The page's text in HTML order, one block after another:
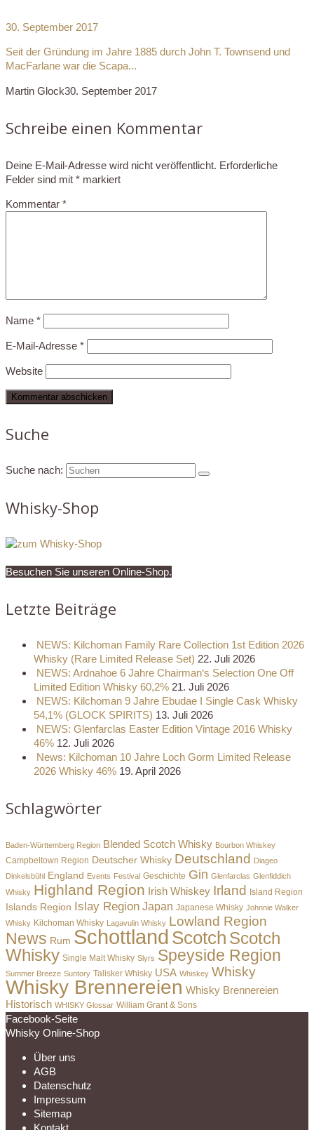
30. September 2017
Seit der Gründung im Jahre 1885 durch John T. Townsend und
MacFarlane war die Scapa...
Martin Glock30. September 2017
Schreibe einen Kommentar
Deine E-Mail-Adresse wird nicht veröffentlicht. Erforderliche
Felder sind mit * markiert
Kommentar *
Name *
E-Mail-Adresse *
Website
Suche
Suche nach:
Whisky-Shop
Besuchen Sie unseren Online-Shop.
Letzte Beiträge
NEWS: Kilchoman Family Rare Collection 1st Edition 2026
Whisky (Rare Limited Release Set) 22. Juli 2026
NEWS: Ardnahoe 6 Jahre Chairman‘s Selection One Off
Limited Edition Whisky 60,2% 21. Juli 2026
NEWS: Kilchoman 9 Jahre Ebudae I Single Cask Whisky
54,1% (GLOCK SPIRITS) 13. Juli 2026
NEWS: Glenfarclas Easter Edition Vintage 2016 Whisky
46% 12. Juli 2026
News: Kilchoman 10 Jahre Loch Gorm Limited Release
2026 Whisky 46% 19. April 2026
Schlagwörter
Baden-Württemberg Region Blended Scotch Whisky Bourbon Whiskey
Campbeltown Region Deutscher Whisky Deutschland Diageo
Dinkelsbühl England Events Festival Geschichte Gin Glenfarclas Glenfiddich
Whisky Highland Region Irish Whiskey Irland Island Region
Islands Region Islay Region Japan Japanese Whisky Johnnie Walker
Whisky Kilchoman Whisky Lagavulin Whisky Lowland Region
News Rum Schottland Scotch Scotch
Whisky Single Malt Whisky Slyrs Speyside Region
Summer Breeze Suntory Talisker Whisky USA Whiskey Whisky
Whisky Brennereien Whisky Brennereien
Historisch WHISKY Glossar William Grant & Sons
Facebook-Seite
Whisky Online-Shop
Über uns
AGB
Datenschutz
Impressum
Sitemap
Kontakt